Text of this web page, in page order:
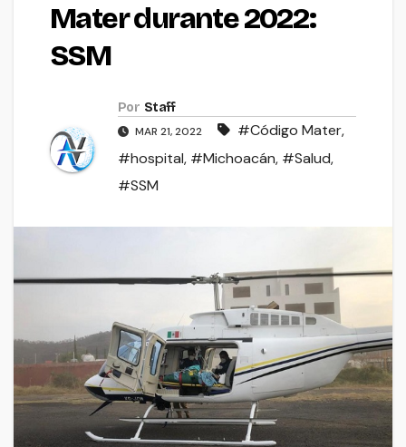
Mater durante 2022:
SSM
Por Staff
MAR 21, 2022 #Código Mater,
#hospital, #Michoacán, #Salud,
#SSM